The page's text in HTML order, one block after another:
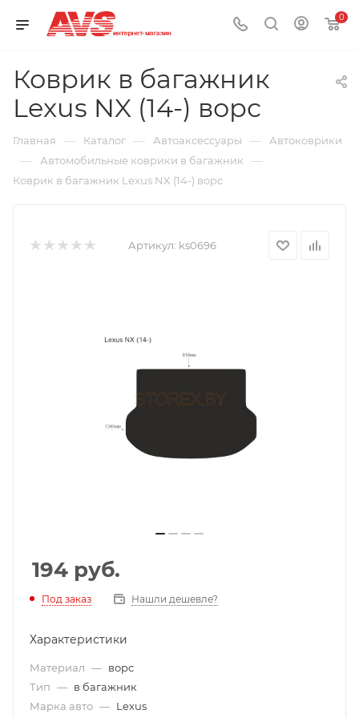
0
Коврик в багажник
Lexus NX (14-) ворс
Главная — Каталог — Автоаксессуары — Автоковрики
— Автомобильные коврики в багажник —
Коврик в багажник Lexus NX (14-) ворс
Артикул: ks0696
194 руб.
Под заказ Нашли дешевле?
Характеристики
Материал — ворс
Тип — в багажник
Марка авто — Lexus